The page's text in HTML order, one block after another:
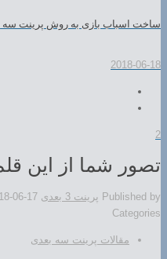
ساخت اسباب بازی به روش پرینت سه
2018-06-18
2
تصور شما از این
Published by پرینت 3 بعدی
06-17
Categories
مقالات پرینت سه بعدی